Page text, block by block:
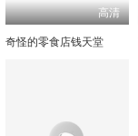
高清
奇怪的零食店钱天堂